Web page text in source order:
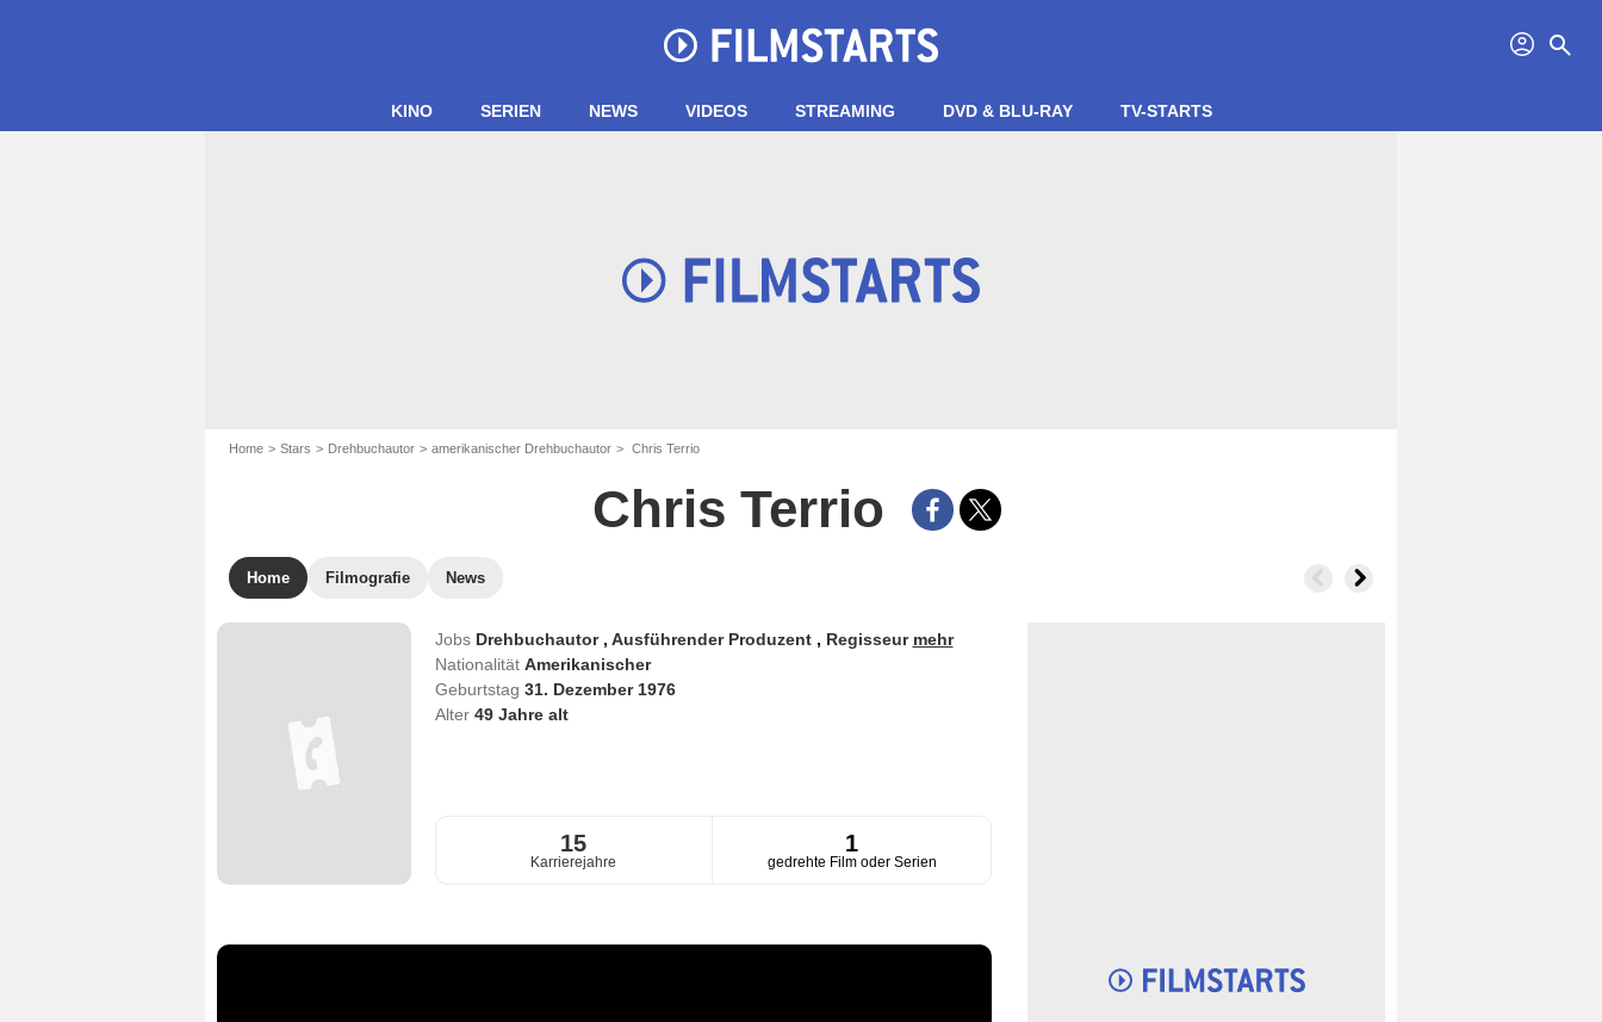
profil search
KINO SERIEN NEWS VIDEOS STREAMING DVD & BLU-RAY TV-STARTS
Home Stars Drehbuchautor amerikanischer Drehbuchautor Chris Terrio
Chris Terrio
Home Filmografie News
Jobs Drehbuchautor , Ausführender Produzent , Regisseur mehr
Nationalität Amerikanischer
Geburtstag 31. Dezember 1976
Alter 49Jahre alt
15
Karrierejahre
1
gedrehte Film oder Serien